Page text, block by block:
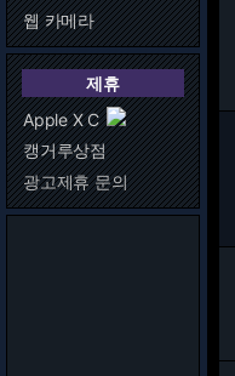
웹 카메라
제휴
Apple X C
캥거루상점
광고제휴 문의